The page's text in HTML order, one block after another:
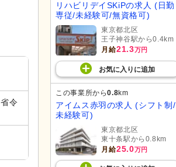
令
リハビリデイSKiPの求人 (日勤
専従/未経験可/無資格可)
東京都北区
王子神谷駅から0.4km
月給21.3万円
お気に入り に追加
この事業所から0.8km
アイムス赤羽の求人 (シフト制/
未経験可)
東京都北区
東十条駅から0.8km
月給25.0万円